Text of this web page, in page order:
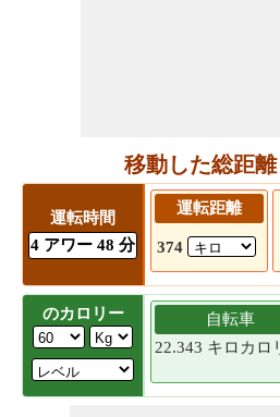
移動した総距離
運転時間
4 アワー 48 分
運転距離
374
のカロリー
自転車
22.343 キロカロ